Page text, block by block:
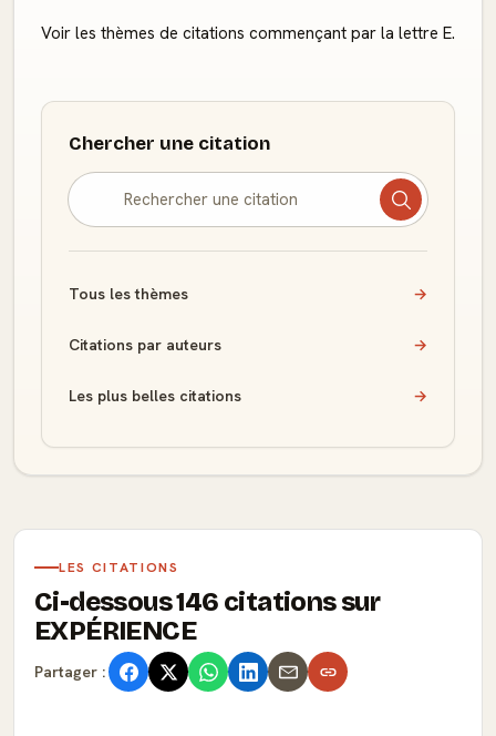
Voir les thèmes de citations commençant par la lettre E.
Chercher une citation
Tous les thèmes →
Citations par auteurs →
Les plus belles citations →
LES CITATIONS
Ci-dessous 146 citations sur
EXPÉRIENCE
Partager :